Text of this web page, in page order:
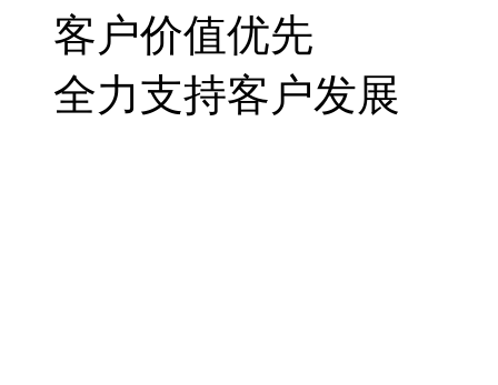
客户价值优先
全力支持客户发展